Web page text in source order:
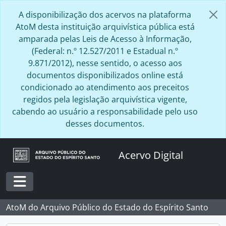
A disponibilização dos acervos na plataforma
AtoM desta instituição arquivística pública está
amparada pelas Leis de Acesso à Informação,
(Federal: n.º 12.527/2011 e Estadual n.º
9.871/2012), nesse sentido, o acesso aos
documentos disponibilizados online está
condicionado ao atendimento aos preceitos
regidos pela legislação arquivística vigente,
cabendo ao usuário a responsabilidade pelo uso
desses documentos.
Acervo Digital
Toggle navigation
AtoM do Arquivo Público do Estado do Espírito Santo